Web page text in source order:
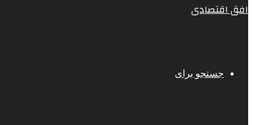
افق اقتصادی
جستجو برای